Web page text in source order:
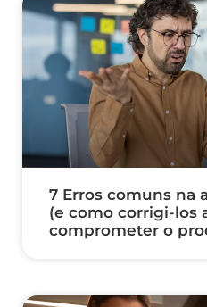
7 Erros comuns na
(e como corrigi-los
comprometer o